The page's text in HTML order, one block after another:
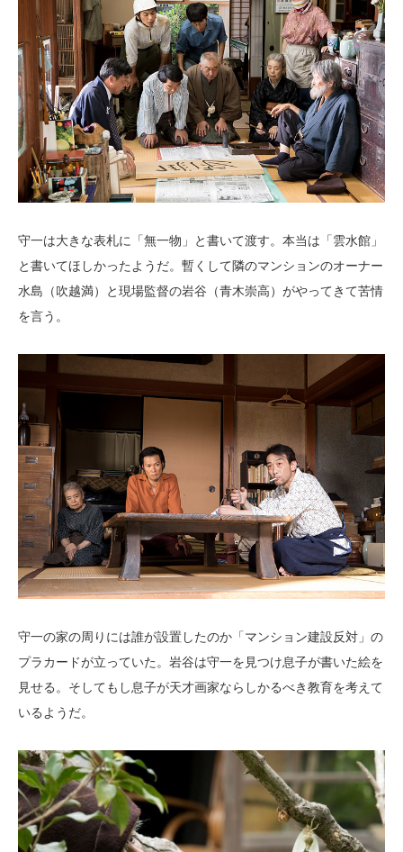
守一は大きな表札に「無一物」と書いて渡す。本当は「雲水館」
と書いてほしかったようだ。暫くして隣のマンションのオーナー
水島（吹越満）と現場監督の岩谷（青木崇高）がやってきて苦情
を言う。
守一の家の周りには誰が設置したのか「マンション建設反対」の
プラカードが立っていた。岩谷は守一を見つけ息子が書いた絵を
見せる。そしてもし息子が天才画家ならしかるべき教育を考えて
いるようだ。